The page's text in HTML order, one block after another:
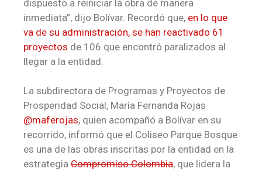
dispuesto a reiniciar la obra de manera
inmediata”, dijo Bolívar. Recordó que, en lo que
va de su administración, se han reactivado 61
proyectos de 106 que encontró paralizados al
llegar a la entidad.
La subdirectora de Programas y Proyectos de
Prosperidad Social, María Fernanda Rojas
@maferojas, quien acompañó a Bolívar en su
recorrido, informó que el Coliseo Parque Bosque
es una de las obras inscritas por la entidad en la
estrategia Compromiso Colombia, que lidera la